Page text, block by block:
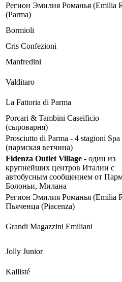
Регион Эмилия Романья (Emilia
(Parma)
Bormioli
Cris Confezioni
Manfredini
Valditaro
La Fattoria di Parma
Porcari & Tambini Caseificio
(сыроварня)
Prosciutto di Parma - 4 stagioni Spa
(пармская ветчина)
Fidenza Outlet Village - один из
крупнейших центров Италии с
автобусным сообщением от
Болоньи, Милана
Регион Эмилия Романья (Emilia
Пьяченца (Piacenza)
Grandi Magazzini Emiliani
Jolly Junior
Kallisté